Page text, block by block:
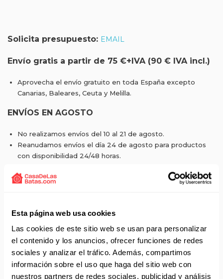
Esta página web usa cookies
Las cookies de este sitio web se usan para personalizar
el contenido y los anuncios, ofrecer funciones de redes
sociales y analizar el tráfico. Además, compartimos
información sobre el uso que haga del sitio web con
nuestros partners de redes sociales, publicidad y análisis
Solicita presupuesto: EMAIL
Envío gratis a partir de 75 €+IVA (90 € IVA incl.)
Aprovecha el envío gratuito en toda España excepto
Canarias, Baleares, Ceuta y Melilla.
ENVÍOS EN AGOSTO
No realizamos envíos del 10 al 21 de agosto.
Reanudamos envíos el día 24 de agosto para productos
con disponibilidad 24/48 horas.
pedido se envía cuando está completo.
IMPORTANTE PERSONALIZACIONES
reanudan las personalizaciones por orden de compra a
partir de septiembre.